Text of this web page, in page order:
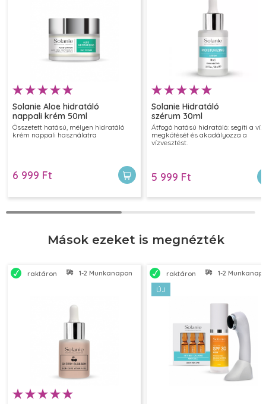
Sára
Érzékeny bőröm van, és sok arctisztító irritálta. Viszont ez
nem csíp, és nem okoz kipirosodást. Biztos újravásárlom.
Solanie Aloe hidratáló
nappali krém 50ml
Összetett hatású, mélyen hidratáló
krém nappali használatra
6 999 Ft
Solanie Hidratáló
szérum 30ml
Átfogó hatású hidratáló: segíti a víz
megkötését és akadályozza a
vízvesztést.
5 999 Ft
Mások ezeket is megnézték
raktáron 1-2 Munkanapon belül szállítjukraktáron 1-2
ÚJ